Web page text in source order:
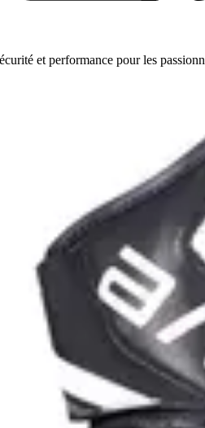
et performance pour les